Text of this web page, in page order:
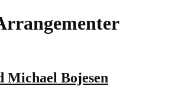
Michael Bojesen